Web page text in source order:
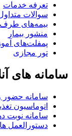
تعرفه خدمات
سوالات
بیمه‌های
منشور بیمار
پمفلت‌های
تور مجازی
سامانه های
سامانه حضور
اتوماسیون
سامانه نوبت
دستورالعمل